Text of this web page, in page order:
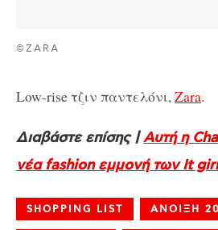
©ZARA
Low-rise τζιν παντελόνι,Zara.
Διαβάστε επίσης |Αυτή η
νέα fashion εμμονή των It
SHOPPING LIST ΑΝΟΙΞΗ